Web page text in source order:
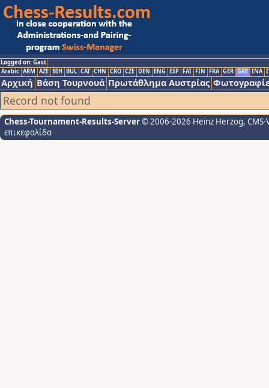
Logged on: Gast
Arabic ARM AZE BIH BUL CAT CHN CRO CZE DEN ENG ESP FAI FIN FRA GER GRE INA
Αρχική Βάση Τουρνουά Πρωτάθλημα Αυστρίας
Record not found
Chess-Tournament-Results-Server© 2006-2026 Heinz Herzog,
επικεφαλίδα